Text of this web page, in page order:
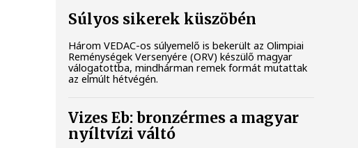
Súlyos sikerek küszöbén
Három VEDAC-os súlyemelő is bekerült az Olimpiai
Reménységek Versenyére (ORV) készülő magyar
válogatottba, mindhárman remek formát mutattak
az elmúlt hétvégén.
Vizes Eb: bronzérmes a magyar
nyíltvízi váltó